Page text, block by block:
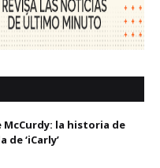
McCurdy: la historia de
‘iCarly’